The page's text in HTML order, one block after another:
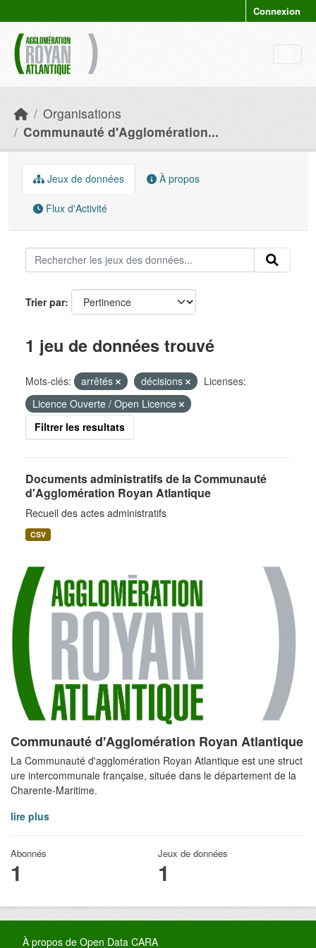
Connexion
Organisations
Communauté d'Agglomération...
Communauté d'Agglomération Royan Atlantique
La Communauté d'agglomération Royan Atlantique est une struct
ure intercommunale française, située dans le département de la
Charente-Maritime.
lire plus
Abonnés
1
Jeux de données
1
Jeux de données À propos
Flux d'Activité
Trier par
1 jeu de données trouvé
Mots-clés: arrêtés décisions
Licenses:
Licence Ouverte / Open Licence
Filtrer les resultats
Documents administratifs de la Communauté
d'Agglomération Royan Atlantique
Recueil des actes administratifs
CSV
À propos de Open Data CARA